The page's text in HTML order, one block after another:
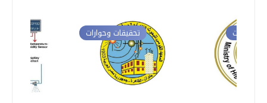
تحقيقات وحوارات وحوارات